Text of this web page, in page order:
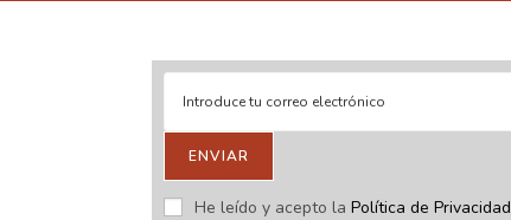
ENVIAR
He leído y acepto la Política de Privacidad